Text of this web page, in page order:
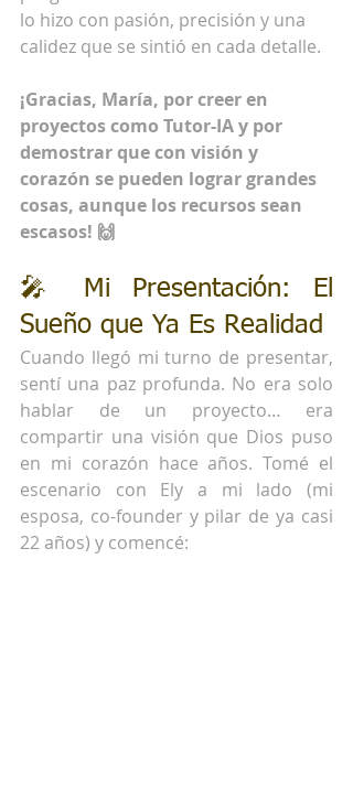
lo hizo con pasión, precisión y una
calidez que se sintió en cada detalle.
¡Gracias, María, por creer en
proyectos como Tutor-IA y por
demostrar que con visión y
corazón se pueden lograr grandes
cosas, aunque los recursos sean
escasos! 🙌
🎤 Mi Presentación: El
Sueño que Ya Es Realidad
Cuando llegó mi turno de presentar,
sentí una paz profunda. No era solo
hablar de un proyecto… era
compartir una visión que Dios puso
en mi corazón hace años. Tomé el
escenario con Ely a mi lado (mi
esposa, co-founder y pilar de ya casi
22 años) y comencé: